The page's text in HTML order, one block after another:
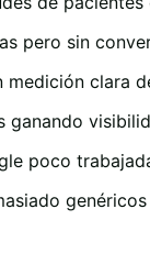
pero sin
medición clara
ganando
poco